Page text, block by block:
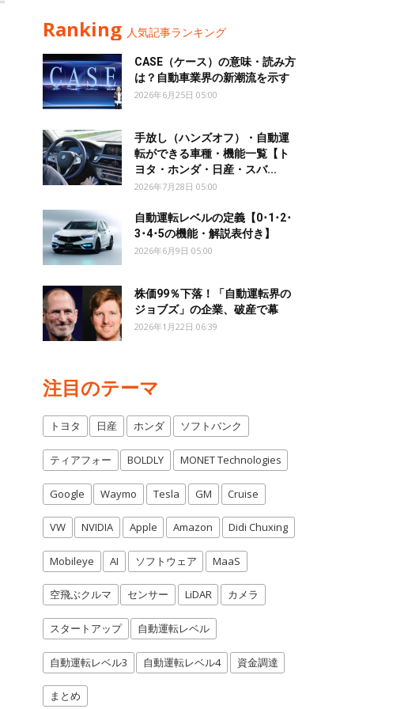
Ranking 人気記事ランキング
CASE（ケース）の意味・読み方
は？自動車業界の新潮流を示す
2026年6月25日 05:00
手放し（ハンズオフ）・自動運
転ができる車種・機能一覧【ト
ヨタ・ホンダ・日産・スバ...
2026年7月28日 05:00
自動運転レベルの定義【0･1･2･
3･4･5の機能・解説表付き】
2026年6月9日 05:00
株価99％下落！「自動運転界の
ジョブズ」の企業、破産で幕
2026年1月22日 06:39
注目のテーマ
トヨタ 日産 ホンダ ソフトバンク
ティアフォー BOLDLY MONET Technologies
Google Waymo Tesla GM Cruise
VW NVIDIA Apple Amazon Didi Chuxing
Mobileye AI ソフトウェア MaaS
空飛ぶクルマ センサー LiDAR カメラ
スタートアップ 自動運転レベル
自動運転レベル3 自動運転レベル4 資金調達
まとめ